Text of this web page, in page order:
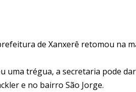
de Xanxerê retomou na
uma trégua, a secretaria pode
e no bairro São Jorge.